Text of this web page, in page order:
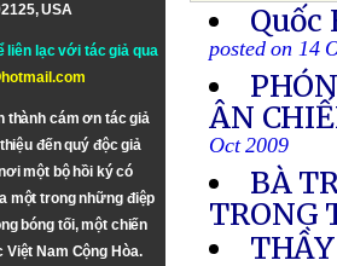
USA
liên lạc với tác giả qua
thành cám ơn tác giả
đến quý độc giả
một bộ hồi ký có
một trong những điệp
bóng tối, một chiến
Nam Cộng Hòa.
posted on 14
ÂN
Oct 2009
BÀ
TRONG